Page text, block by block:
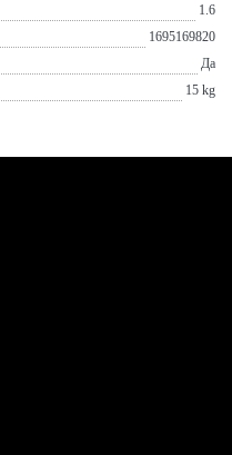
1.6
1695169820
Да
15 kg